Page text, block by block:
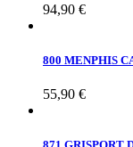
94,90 €
800 MENPHIS
55,90 €